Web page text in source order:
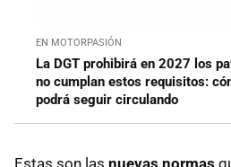
EN MOTORPASIÓN
La DGT prohibirá en 2027 los
no cumplan estos requisitos:
podrá seguir circulando